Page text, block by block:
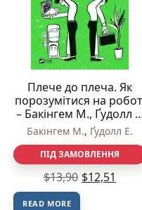
Плече до плеча. Як
порозумітися на
– Бакінгем М., Ґудолл
– Vivat
Бакінгем М., Ґудолл Е.
ПІД ЗАМОВЛЕННЯ
$13,90 $12,51
READ MORE